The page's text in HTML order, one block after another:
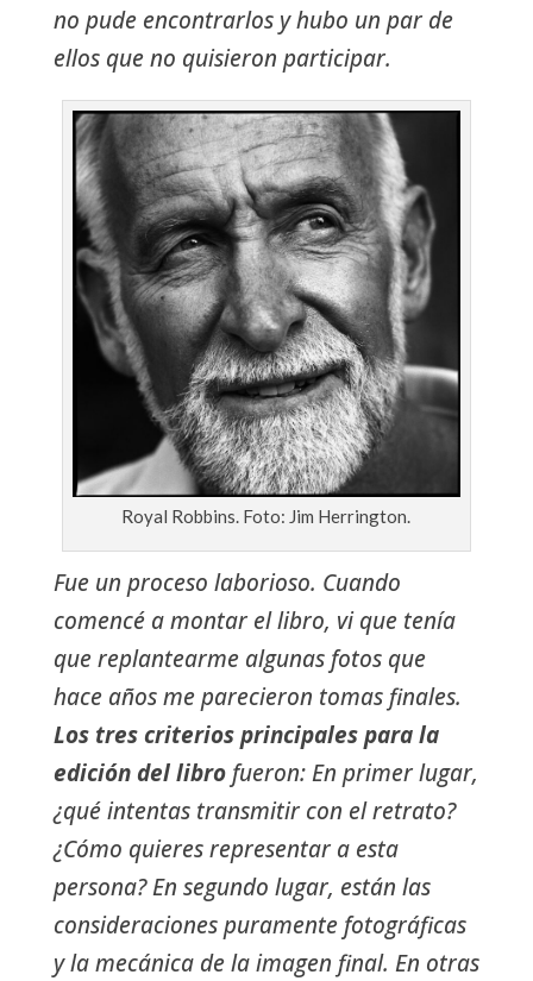
no pude encontrarlos y hubo un par de
ellos que no quisieron participar.
Royal Robbins. Foto: Jim Herrington.
Fue un proceso laborioso. Cuando
comencé a montar el libro, vi que tenía
que replantearme algunas fotos que
hace años me parecieron tomas finales.
Los tres criterios principales para la
edición del librofueron: En primer lugar,
¿qué intentas transmitir con el retrato?
¿Cómo quieres representar a esta
persona? En segundo lugar, están las
consideraciones puramente fotográficas
y la mecánica de la imagen final. En otras